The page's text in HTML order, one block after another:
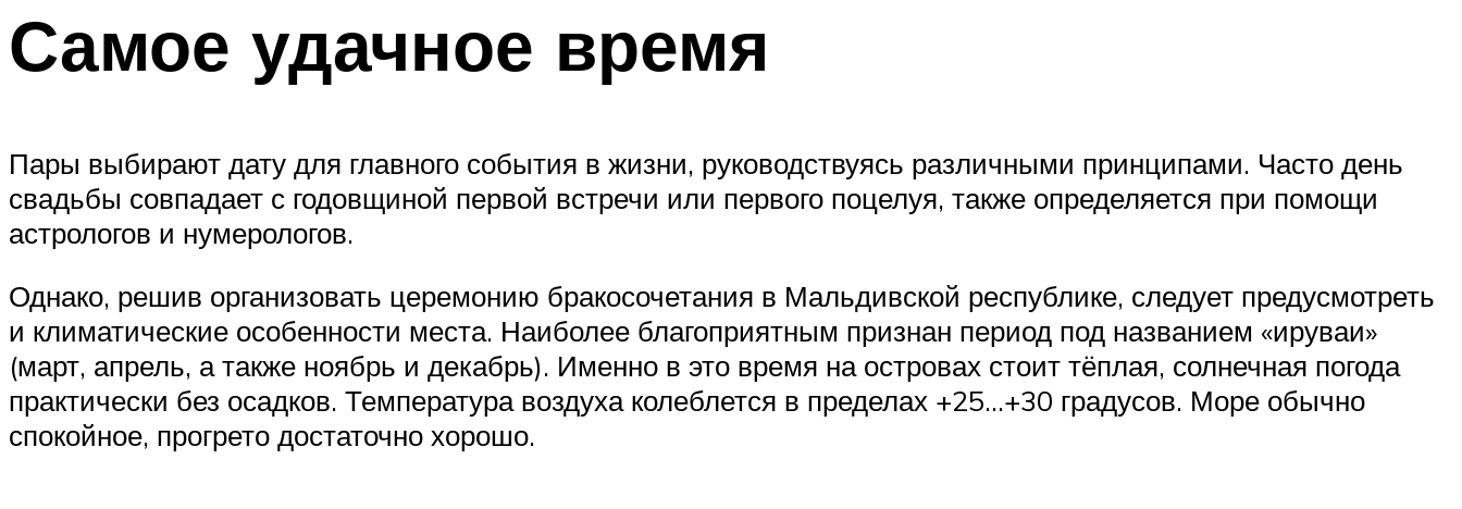
Самое удачное время
Пары выбирают дату для главного события в жизни, руководствуясь различными принципами. Часто день
свадьбы совпадает с годовщиной первой встречи или первого поцелуя, также определяется при помощи
астрологов и нумерологов.
Однако, решив организовать церемонию бракосочетания в Мальдивской республике, следует предусмотреть
и климатические особенности места. Наиболее благоприятным признан период под названием «ируваи»
(март, апрель, а также ноябрь и декабрь). Именно в это время на островах стоит тёплая, солнечная погода
практически без осадков. Температура воздуха колеблется в пределах +25…+30 градусов. Море обычно
спокойное, прогрето достаточно хорошо.